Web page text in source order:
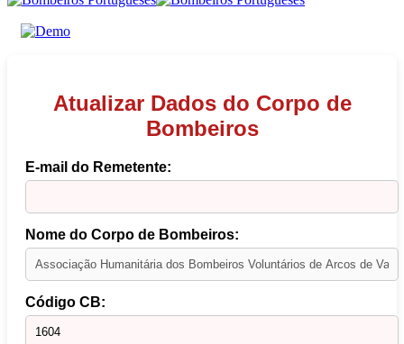
Atualizar Dados do Corpo de
Bombeiros
E-mail do Remetente:
Nome do Corpo de Bombeiros:
Código CB: